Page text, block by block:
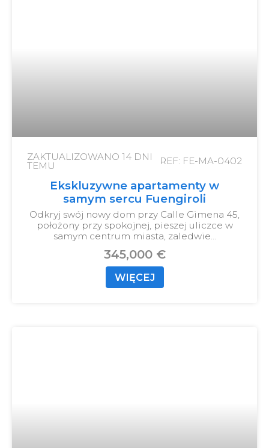
ZAKTUALIZOWANO 14 DNI
TEMU REF: FE-MA-0402
Ekskluzywne apartamenty w
samym sercu Fuengiroli
Odkryj swój nowy dom przy Calle Gimena 45,
położony przy spokojnej, pieszej uliczce w
samym centrum miasta, zaledwie…
345,000 €
WIĘCEJ